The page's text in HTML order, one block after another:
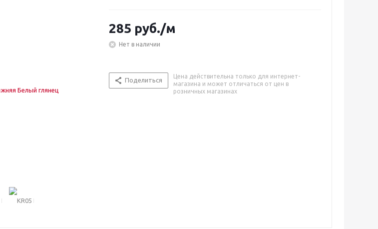
285 руб./м
Нет в наличии
Поделиться
Цена действительна только для интернет-
магазина и может отличаться от цен в
розничных магазинах